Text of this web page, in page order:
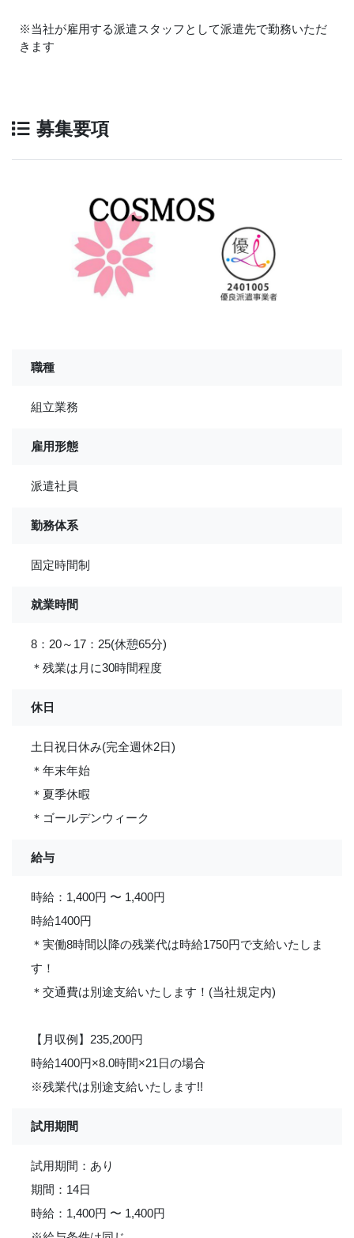
※当社が雇用する派遣スタッフとして派遣先で勤務いただ
きます
募集要項
職種
組立業務
雇用形態
派遣社員
勤務体系
固定時間制
就業時間
8：20～17：25(休憩65分)
＊残業は月に30時間程度
休日
土日祝日休み(完全週休2日)
＊年末年始
＊夏季休暇
＊ゴールデンウィーク
給与
時給：1,400円 〜 1,400円
時給1400円
＊実働8時間以降の残業代は時給1750円で支給いたしま
す！
＊交通費は別途支給いたします！(当社規定内)
【月収例】235,200円
時給1400円×8.0時間×21日の場合
※残業代は別途支給いたします!!
試用期間
試用期間：あり
期間：14日
時給：1,400円 〜 1,400円